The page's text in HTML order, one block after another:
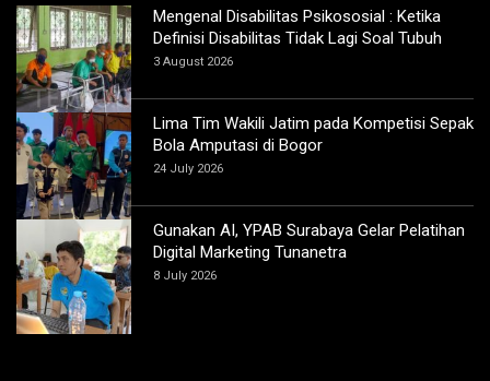
Mengenal Disabilitas Psikososial : Ketika
Definisi Disabilitas Tidak Lagi Soal Tubuh
3 August 2026
Lima Tim Wakili Jatim pada Kompetisi Sepak
Bola Amputasi di Bogor
24 July 2026
Gunakan AI, YPAB Surabaya Gelar Pelatihan
Digital Marketing Tunanetra
8 July 2026